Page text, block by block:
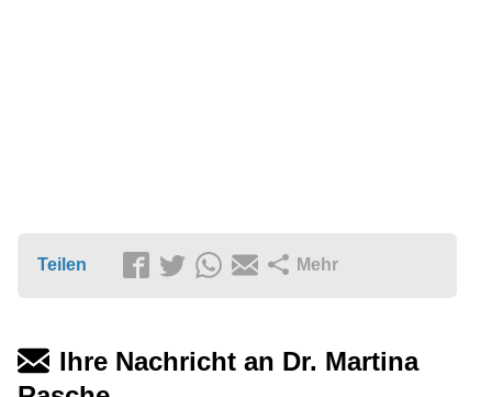
Teilen Mehr
Ihre Nachricht an Dr. Martina